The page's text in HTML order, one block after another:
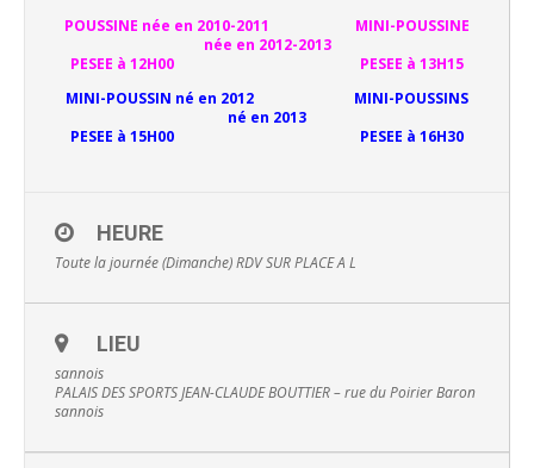
POUSSINE née en 2010-2011 MINI-POUSSINE
née en 2012-2013
PESEE à 12H00 PESEE à 13H15
MINI-POUSSIN né en 2012 MINI-POUSSINS
né en 2013
PESEE à 15H00 PESEE à 16H30
HEURE
Toute la journée (Dimanche)RDV SUR PLACE A L
LIEU
sannois
PALAIS DES SPORTS JEAN-CLAUDE BOUTTIER – rue du Poirier Baron
sannois